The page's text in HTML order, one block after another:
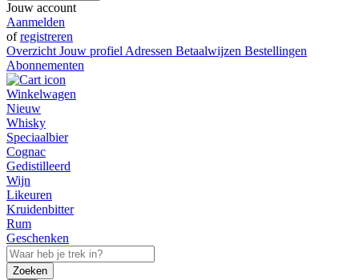
Jouw account
Aanmelden
ofregistreren
Overzicht Jouw profiel Adressen Betaalwijzen Bestellingen
Abonnementen
Winkelwagen
Nieuw
Whisky
Speciaalbier
Cognac
Gedistilleerd
Wijn
Likeuren
Kruidenbitter
Rum
Geschenken
Zoeken